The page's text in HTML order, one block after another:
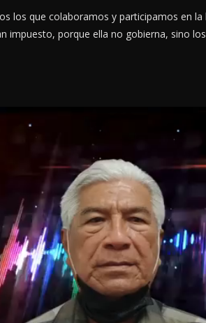
los que colaboramos y participamos en la
impuesto, porque ella no gobierna, sino